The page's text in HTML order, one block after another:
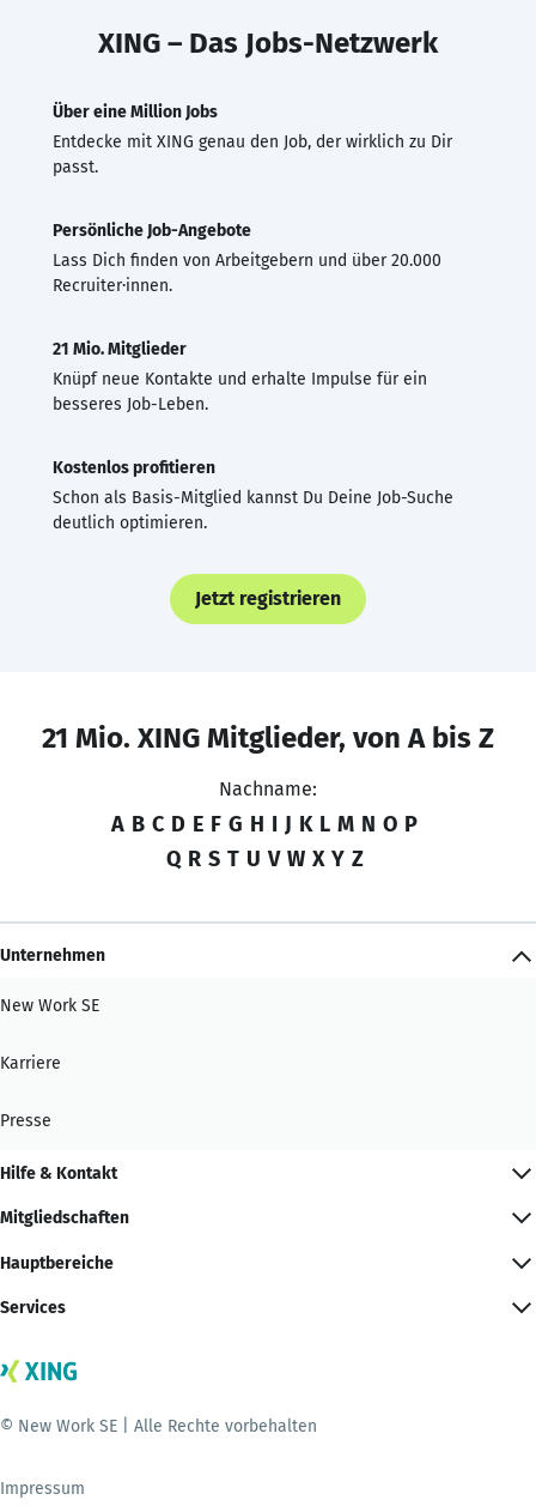
XING – Das Jobs-Netzwerk
Über eine Million Jobs
Entdecke mit XING genau den Job, der wirklich zu Dir
passt.
Persönliche Job-Angebote
Lass Dich finden von Arbeitgebern und über 20.000
Recruiter·innen.
21 Mio. Mitglieder
Knüpf neue Kontakte und erhalte Impulse für ein
besseres Job-Leben.
Kostenlos profitieren
Schon als Basis-Mitglied kannst Du Deine Job-Suche
deutlich optimieren.
Jetzt registrieren
21 Mio. XING Mitglieder, von A bis Z
Nachname:
A B C D E F G H I J K L M N O P
Q R S T U V W X Y Z
Unternehmen
New Work SE
Karriere
Presse
Hilfe & Kontakt
Mitgliedschaften
Hauptbereiche
Services
© New Work SE | Alle Rechte vorbehalten
Impressum